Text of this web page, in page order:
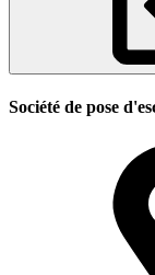
Société de pose